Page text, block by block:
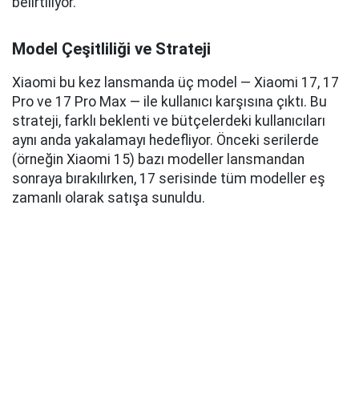
Model Çeşitliliği ve Strateji
Xiaomi bu kez lansmanda üç model — Xiaomi 17, 17
Pro ve 17 Pro Max — ile kullanıcı karşısına çıktı. Bu
strateji, farklı beklenti ve bütçelerdeki kullanıcıları
aynı anda yakalamayı hedefliyor. Önceki serilerde
(örneğin Xiaomi 15) bazı modeller lansmandan
sonraya bırakılırken, 17 serisinde tüm modeller eş
zamanlı olarak satışa sunuldu.